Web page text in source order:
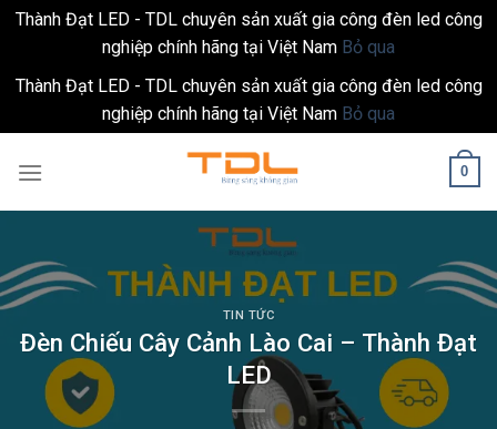
Thành Đạt LED - TDL chuyên sản xuất gia công đèn led công
nghiệp chính hãng tại Việt Nam Bỏ qua
Thành Đạt LED - TDL chuyên sản xuất gia công đèn led công
nghiệp chính hãng tại Việt Nam Bỏ qua
0
TIN TỨC
Đèn Chiếu Cây Cảnh Lào Cai – Thành Đạt
LED